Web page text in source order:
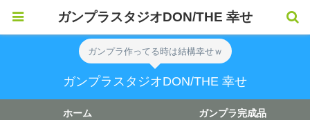
ガンプラ作ってる時は結構幸せｗ
ガンプラスタジオDON/THE 幸せ
ホーム ガンプラ完成品
ガンプラスタジオDON/THE 幸せ